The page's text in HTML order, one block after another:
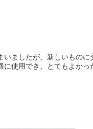
ましたが、新しいものに
使用でき、とてもよかっ